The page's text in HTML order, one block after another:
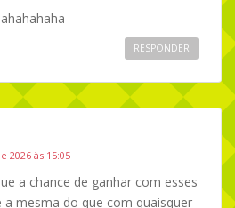
RESPONDER
2026 às 15:05
a chance de ganhar com esses
a mesma do que com quaisquer